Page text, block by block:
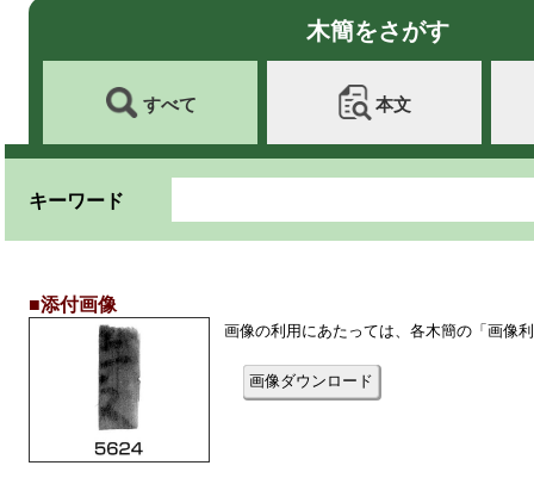
木簡をさがす
すべて 本文
キーワード
■添付画像
画像の利用にあたっては、各木簡の「画像
画像ダウンロード